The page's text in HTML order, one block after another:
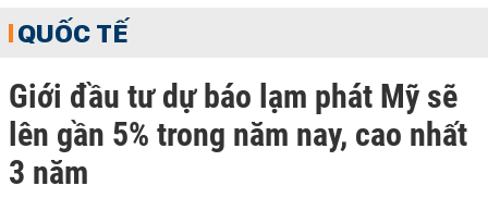
QUỐC TẾ
Giới đầu tư dự báo lạm phát Mỹ sẽ
lên gần 5% trong năm nay, cao nhất
3 năm